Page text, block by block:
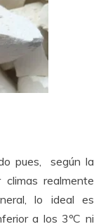
pues, según la
realmente
lo ideal es
a los 3ºC ni